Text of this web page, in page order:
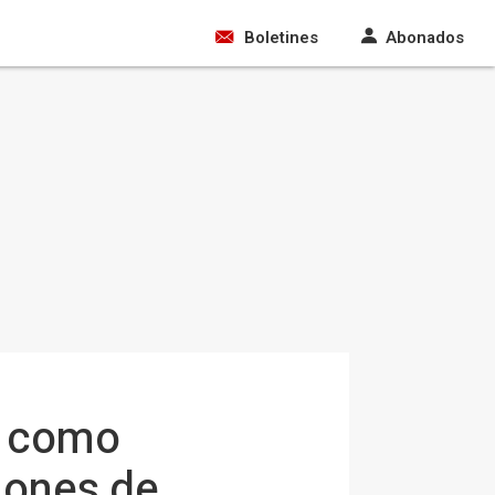
Boletines Abonados